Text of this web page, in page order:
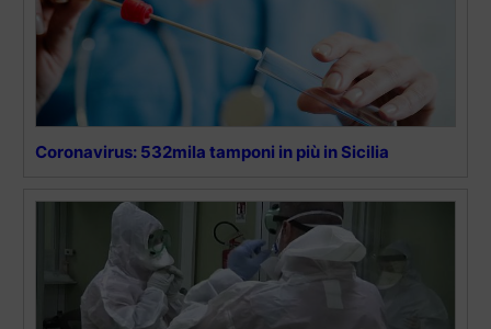
Coronavirus: 532mila tamponi in più in Sicilia